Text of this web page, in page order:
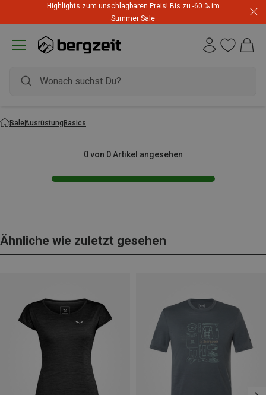
Highlights zum unschlagbaren Preis! Bis zu -60 % im
Summer Sale
SaleAusrüstungBasics
0 von 0 Artikel angesehen
Ähnliche wie zuletzt gesehen